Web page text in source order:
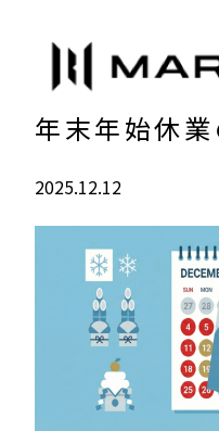
年末年始休
2025.12.12